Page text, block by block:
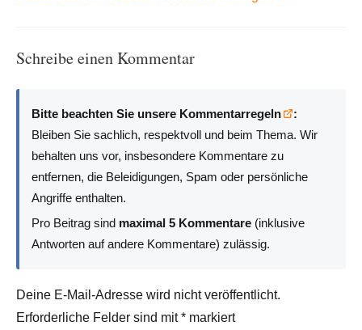
Schreibe einen Kommentar
Bitte beachten Sie unsere Kommentarregeln
:
Bleiben Sie sachlich, respektvoll und beim Thema. Wir
behalten uns vor, insbesondere Kommentare zu
entfernen, die Beleidigungen, Spam oder persönliche
Angriffe enthalten.
Pro Beitrag sind maximal 5 Kommentare (inklusive
Antworten auf andere Kommentare) zulässig.
Deine E-Mail-Adresse wird nicht veröffentlicht.
Erforderliche Felder sind mit* markiert